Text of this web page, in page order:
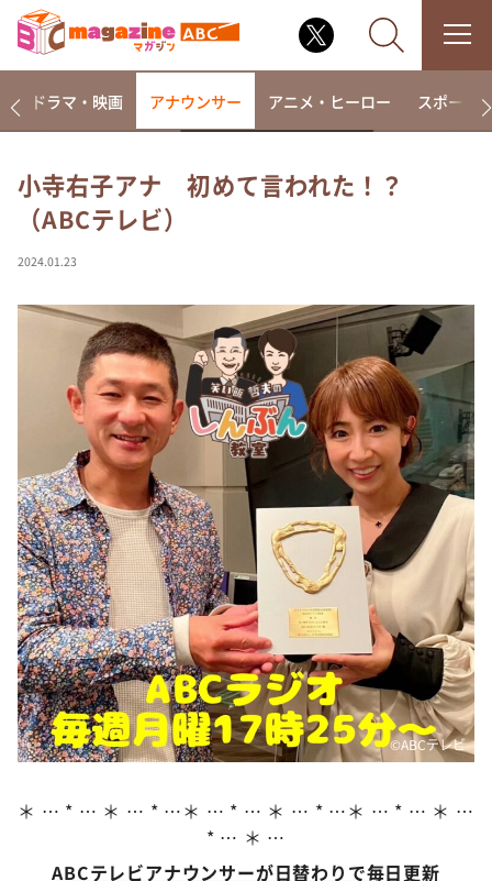
なるみ・岡村の過ぎるTV
相席食堂
～人生密着トークバラエティ！～ やすとものいたっ
て真剣です
探偵！ナイトスクープ
news おかえり
河合＆A.B.C-Z塚田×福井アナ「なんでやねん！？」
（news おかえり）
DAIGOも台所 ～きょうの献立 何にする？～
本日はダイアンなり！シーズン２
朝だ！生です旅サラダ
教えて！ニュースライブ 正義のミカタ
ＬＩＦＥ～夢のカタチ～
新婚さんいらっしゃい！
ポツンと一軒家
ザキ山小屋本館
ぺこぱのまるスポ
ドラマ・映画 アナウンサー アニメ・ヒーロー スポーツ
小寺右子アナ 初めて言われた！？
（ABCテレビ）
2024.01.23
©️ABCテレビ
＊ … * … ＊ … * …＊ … * … ＊ … * …＊ … * … ＊ …
* … ＊ …
ABCテレビアナウンサーが日替わりで毎日更新